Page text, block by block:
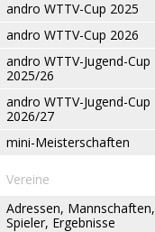
andro WTTV-Cup 2025
andro WTTV-Cup 2026
andro WTTV-Jugend-Cup
2025/26
andro WTTV-Jugend-Cup
2026/27
mini-Meisterschaften
Vereine
Adressen, Mannschaften,
Spieler, Ergebnisse